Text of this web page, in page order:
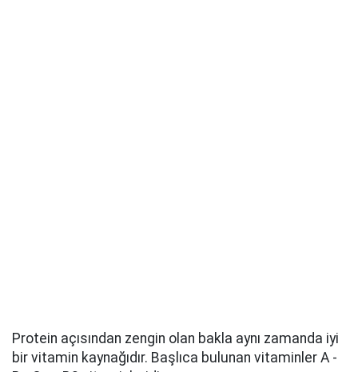
Protein açısından zengin olan bakla aynı zamanda iyi
bir vitamin kaynağıdır. Başlıca bulunan vitaminler A -